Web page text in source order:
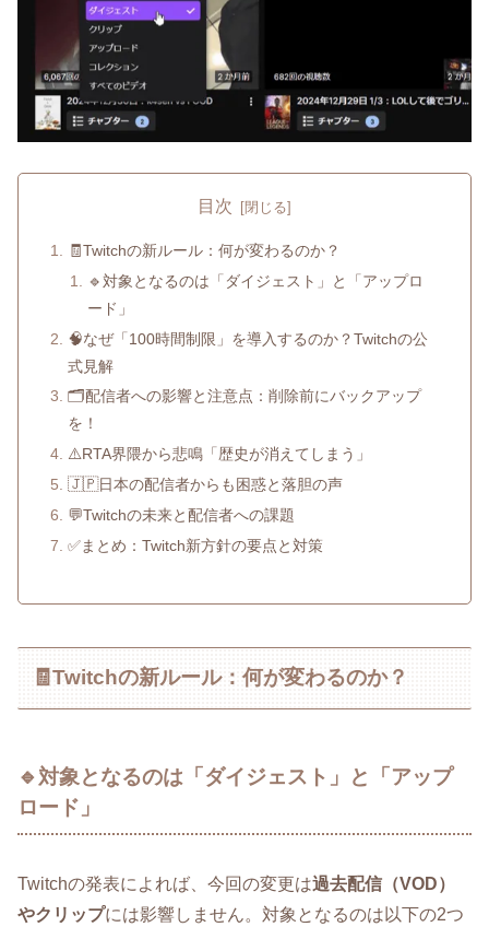
目次
🧾Twitchの新ルール：何が変わるのか？
🔹対象となるのは「ダイジェスト」と「アップロ
ード」
🧠なぜ「100時間制限」を導入するのか？Twitchの公
式見解
🗂配信者への影響と注意点：削除前にバックアップ
を！
⚠️RTA界隈から悲鳴「歴史が消えてしまう」
🇯🇵日本の配信者からも困惑と落胆の声
💬Twitchの未来と配信者への課題
✅まとめ：Twitch新方針の要点と対策
🧾Twitchの新ルール：何が変わるのか？
🔹対象となるのは「ダイジェスト」と「アップ
ロード」
Twitchの発表によれば、今回の変更は過去配信（VOD）
やクリップには影響しません。対象となるのは以下の2つ